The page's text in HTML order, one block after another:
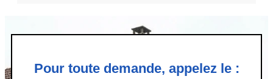
Pour toute demande, appelez le :